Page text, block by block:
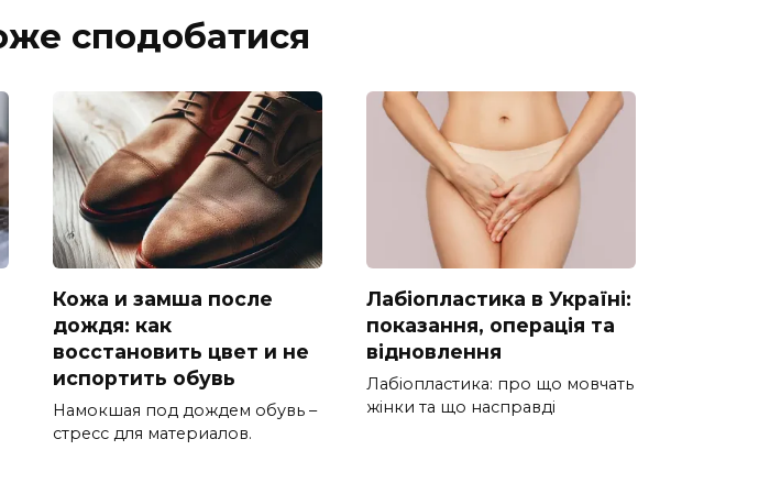
сподобатися
Кожа и замша после
дождя: как
восстановить цвет и не
испортить обувь
Намокшая под дождем обувь –
стресс для материалов.
Лабіопластика в Україні:
показання, операція та
відновлення
Лабіопластика: про що мовчать
жінки та що насправді